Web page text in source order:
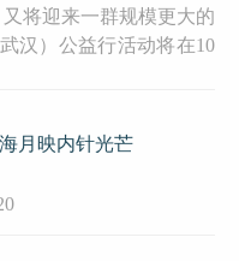
将迎来一群规模更大的
汉）公益行活动将在10
月映内针光芒